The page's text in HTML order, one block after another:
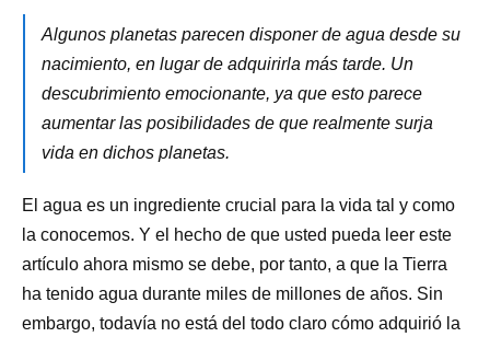
Algunos planetas parecen disponer de agua desde su
nacimiento, en lugar de adquirirla más tarde. Un
descubrimiento emocionante, ya que esto parece
aumentar las posibilidades de que realmente surja
vida en dichos planetas.
El agua es un ingrediente crucial para la vida tal y como
la conocemos. Y el hecho de que usted pueda leer este
artículo ahora mismo se debe, por tanto, a que la Tierra
ha tenido agua durante miles de millones de años. Sin
embargo, todavía no está del todo claro cómo adquirió la